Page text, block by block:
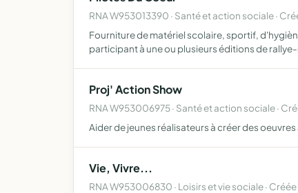
RNA W953013390 · Santé et action sociale ·
Fourniture de matériel scolaire, sportif,
participant à une ou plusieurs éditions de
Proj' Action Show
RNA W953006975 · Santé et action sociale ·
Aider de jeunes réalisateurs à créer des
Vie, Vivre...
RNA W953006830 · Loisirs et vie sociale ·